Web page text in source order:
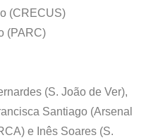
(CRECUS)
(PARC)
(S. João de Ver),
Santiago (Arsenal
e Inês Soares (S.